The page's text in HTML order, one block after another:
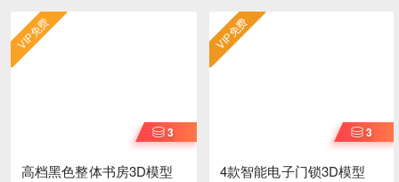
3
高档黑色整体书房3D模型
VIP免费
3
4款智能电子门锁3D模型
VIP免费